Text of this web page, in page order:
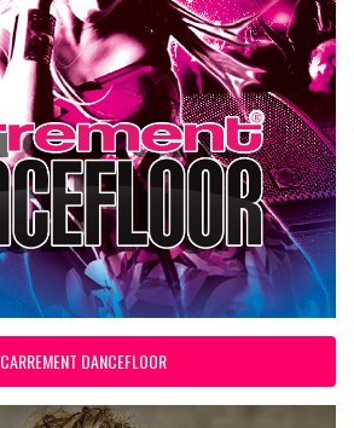
CARREMENT DANCEFLOOR